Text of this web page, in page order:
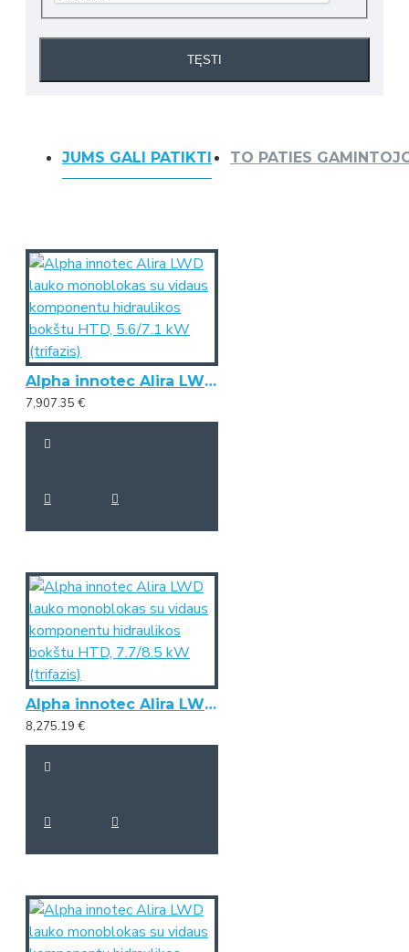
TĘSTI
JUMS GALI PATIKTI TO PATIES
Alpha innotec Alira LWD lauko monoblokas su vidaus komponentu hidraulikos bokštu HTD, 5.6/7.1 kW (trifazis)
7,907.35 €
Alpha innotec Alira LWD lauko monoblokas su vidaus komponentu hidraulikos bokštu HTD, 7.7/8.5 kW (trifazis)
8,275.19 €